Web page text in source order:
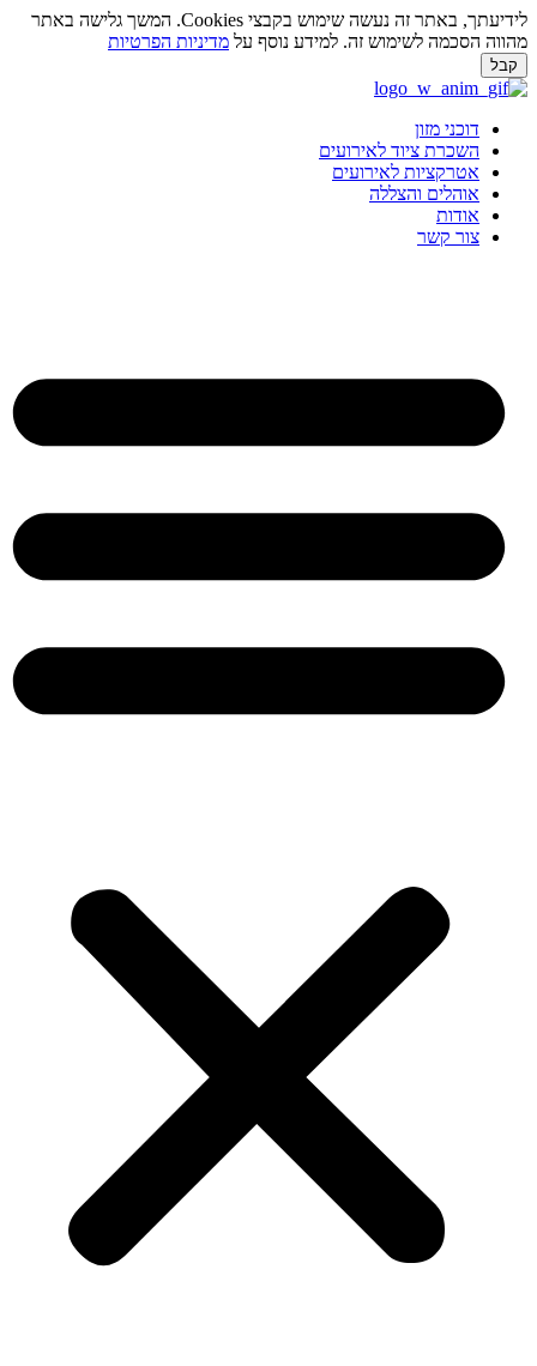
לידיעתך, באתר זה נעשה שימוש בקבצי Cookies. המשך גלישה באתר
הסכמה לשימוש זה. למידע נוסף עלמדיניות הפרטיות
קבל
דוכני מזון
השכרת ציוד לאירועים
אטרקציות לאירועים
אוהלים והצללה
אודות
צור קשר